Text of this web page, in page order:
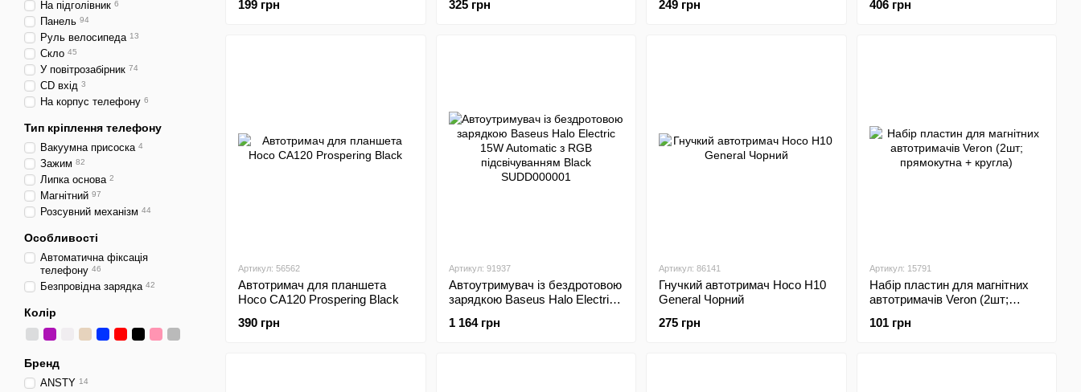
199 грн
325 грн 249 грн 406 грн
Артикул: 56562
Автотримач для планшета
Hoco CA120 Prospering Black
390 грн
Артикул: 91937
Автоутримувач із бездротовою
зарядкою Baseus Halo Electric
підсвічуванням Black
1 164 грн
Артикул: 86141
Гнучкий автотримач Hoco H10
General Чорний
275 грн
Артикул: 15791
Набір пластин для магнітних
автотримачів Veron (2шт;
101 грн
На підголівник 6
Панель 94
Руль велосипеда 13
Скло 45
У повітрозабірник 74
CD вхід 3
На корпус телефону 6
Тип кріплення телефону
Вакуумна присоска 4
Зажим 82
Липка основа 2
Магнітний 97
Розсувний механізм 44
Особливості
Автоматична фіксація
телефону 46
Безпровідна зарядка 42
Колір
Бренд
ANSTY 14